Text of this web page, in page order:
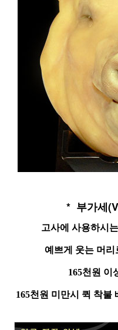
* 부가세
고사에 사용하시
예쁘게 웃는 머
165천원 이
165천원 미만시 퀵 착불